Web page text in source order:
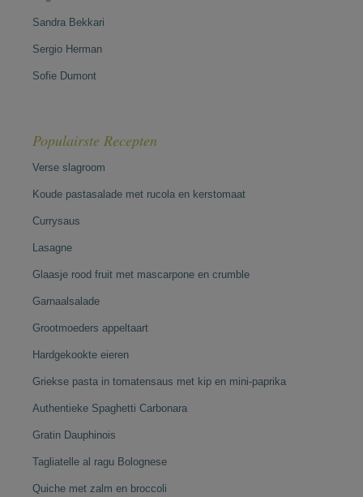
Sandra Bekkari
Sergio Herman
Sofie Dumont
Populairste Recepten
Verse slagroom
Koude pastasalade met rucola en kerstomaat
Currysaus
Lasagne
Glaasje rood fruit met mascarpone en crumble
Garnaalsalade
Grootmoeders appeltaart
Hardgekookte eieren
Griekse pasta in tomatensaus met kip en mini-paprika
Authentieke Spaghetti Carbonara
Gratin Dauphinois
Tagliatelle al ragu Bolognese
Quiche met zalm en broccoli